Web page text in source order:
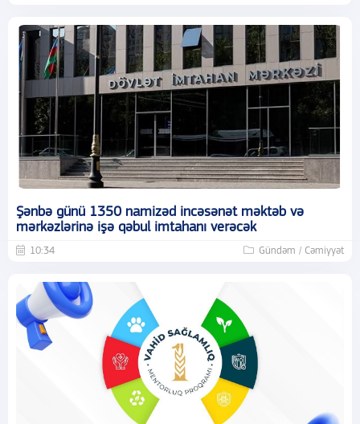
Şənbə günü 1350 namizəd incəsənət məktəb və
mərkəzlərinə işə qəbul imtahanı verəcək
10:34 Gündəm / Cəmiyyət